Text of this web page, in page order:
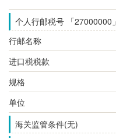
个人行邮税号 「27000000」
行邮名称
进口税税款
规格
单位
海关监管条件(无)